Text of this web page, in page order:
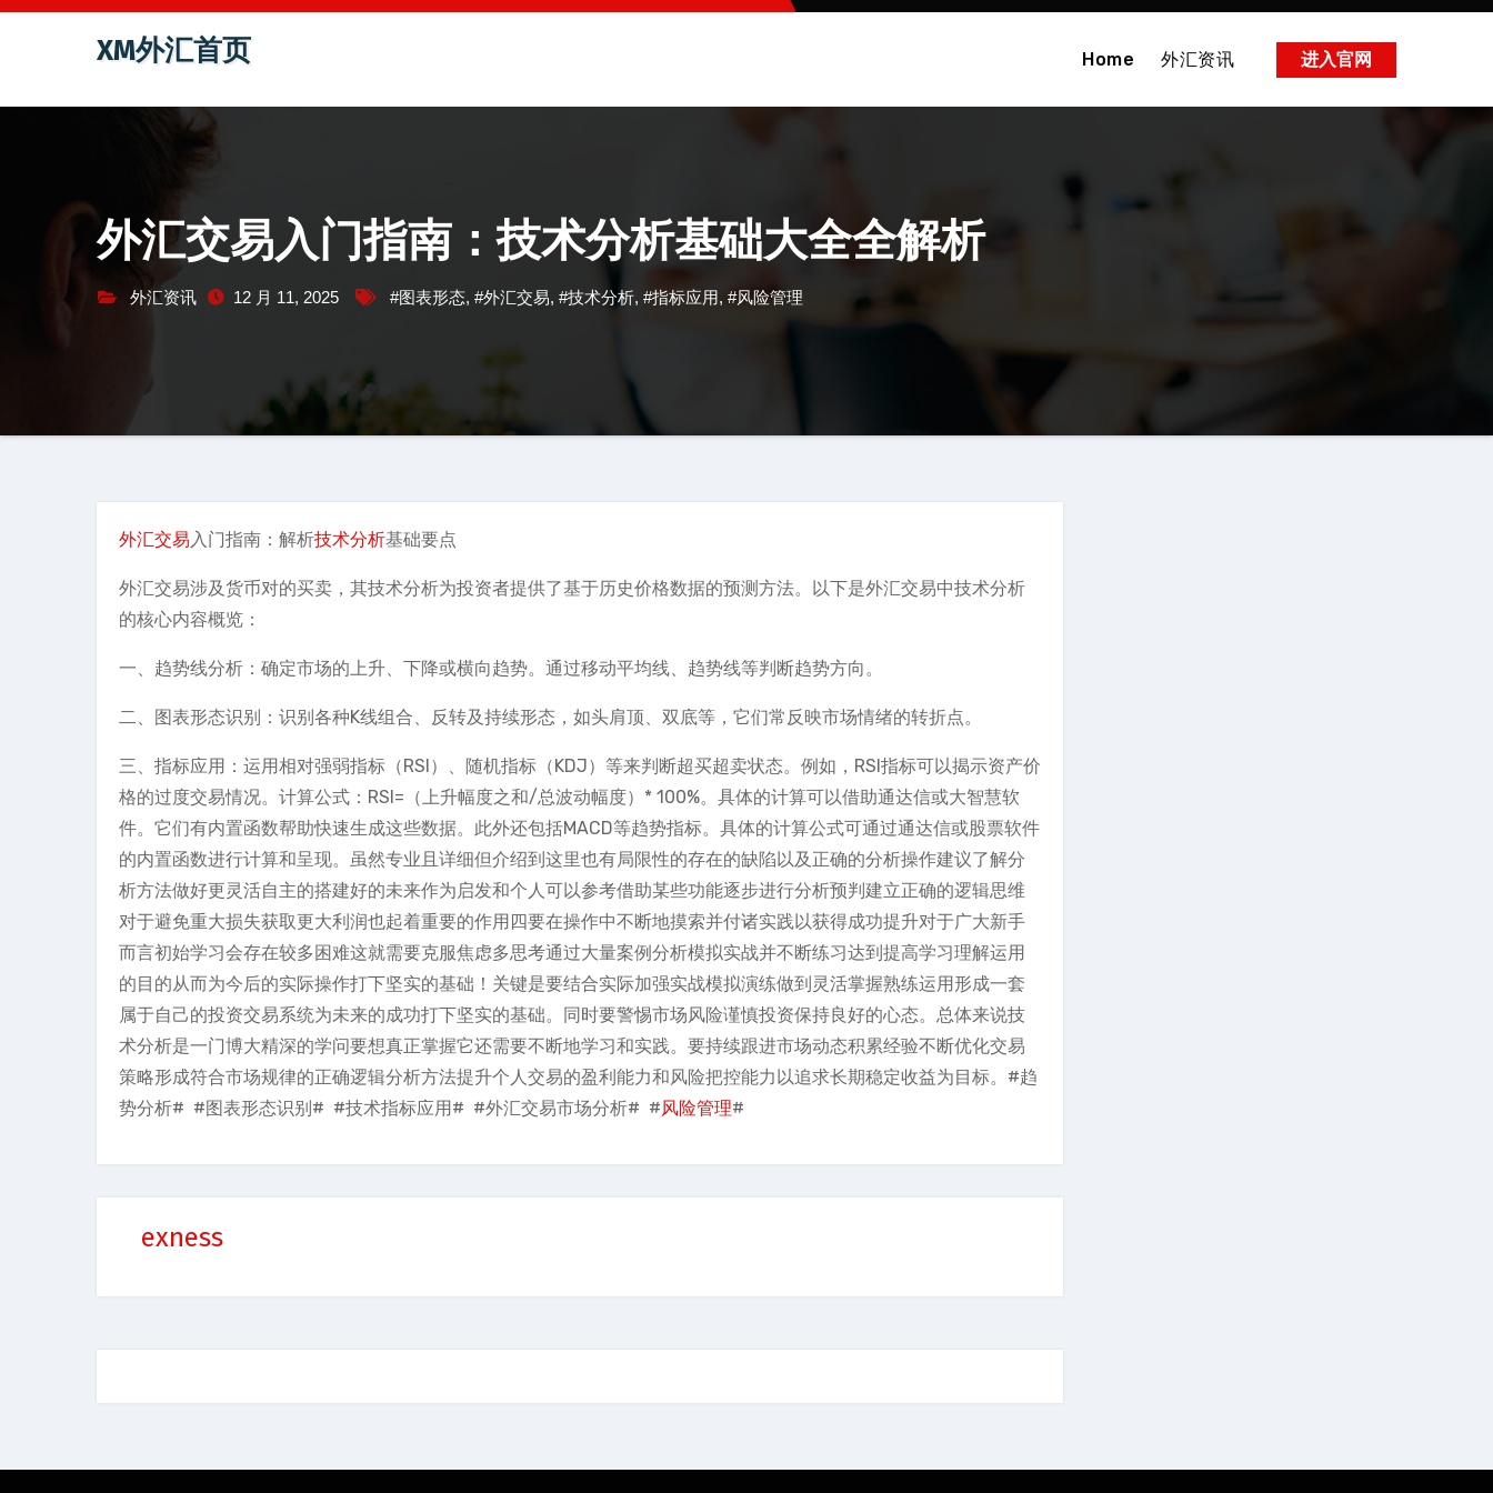
跳
容
XM外汇首页 Home 外汇资讯 进入官网
外汇交易入门指南：技术分析基础大全全解析
外汇资讯 12 月 11, 2025 #图表形态, #外汇交易, #技术分析, #指标应用, #风险管理
外汇交易入门指南：解析技术分析基础要点
外汇交易涉及货币对的买卖，其技术分析为投资者提供了基于历史价格数据的预测方法。以下是外汇交易中技术分析
的核心内容概览：
一、趋势线分析：确定市场的上升、下降或横向趋势。通过移动平均线、趋势线等判断趋势方向。
二、图表形态识别：识别各种K线组合、反转及持续形态，如头肩顶、双底等，它们常反映市场情绪的转折点。
三、指标应用：运用相对强弱指标（RSI）、随机指标（KDJ）等来判断超买超卖状态。例如，RSI指标可以揭示资产价
格的过度交易情况。计算公式：RSI=（上升幅度之和/总波动幅度）* 100%。具体的计算可以借助通达信或大智慧软
件。它们有内置函数帮助快速生成这些数据。此外还包括MACD等趋势指标。具体的计算公式可通过通达信或股票软件
的内置函数进行计算和呈现。虽然专业且详细但介绍到这里也有局限性的存在的缺陷以及正确的分析操作建议了解分
析方法做好更灵活自主的搭建好的未来作为启发和个人可以参考借助某些功能逐步进行分析预判建立正确的逻辑思维
对于避免重大损失获取更大利润也起着重要的作用四要在操作中不断地摸索并付诸实践以获得成功提升对于广大新手
而言初始学习会存在较多困难这就需要克服焦虑多思考通过大量案例分析模拟实战并不断练习达到提高学习理解运用
的目的从而为今后的实际操作打下坚实的基础！关键是要结合实际加强实战模拟演练做到灵活掌握熟练运用形成一套
属于自己的投资交易系统为未来的成功打下坚实的基础。同时要警惕市场风险谨慎投资保持良好的心态。总体来说技
术分析是一门博大精深的学问要想真正掌握它还需要不断地学习和实践。要持续跟进市场动态积累经验不断优化交易
策略形成符合市场规律的正确逻辑分析方法提升个人交易的盈利能力和风险把控能力以追求长期稳定收益为目标。#趋
势分析# #图表形态识别# #技术指标应用# #外汇交易市场分析# #风险管理#
exness